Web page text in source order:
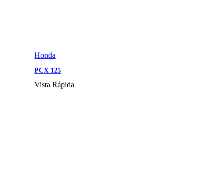
Honda
PCX 125
Vista Rápida